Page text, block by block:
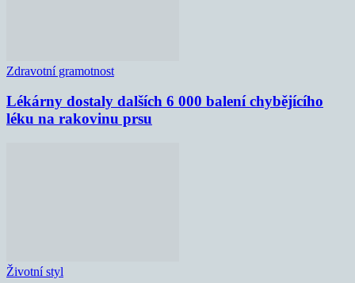
Zdravotní gramotnost
Lékárny dostaly dalších 6 000 balení chybějícího
léku na rakovinu prsu
Životní styl